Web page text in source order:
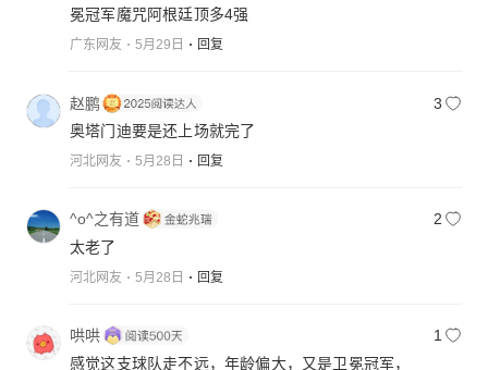
冕冠军魔咒阿根廷顶多4强
广东网友 5月29日 回复
赵鹏
3
奥塔门迪要是还上场就完了
河北网友 5月28日 回复
^o^之有道
2
太老了
河北网友 5月28日 回复
哄哄
1
感觉这支球队走不远，年龄偏大，又是卫冕冠军，